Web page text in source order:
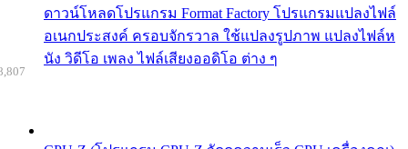
ดาวน์โหลดโปรแกรม Format Factory โปรแกรมแปลงไฟล์
อเนกประสงค์ ครอบจักรวาล ใช้แปลงรูปภาพ แปลงไฟล์ห
นัง วิดีโอ เพลง ไฟล์เสียงออดิโอ ต่าง ๆ